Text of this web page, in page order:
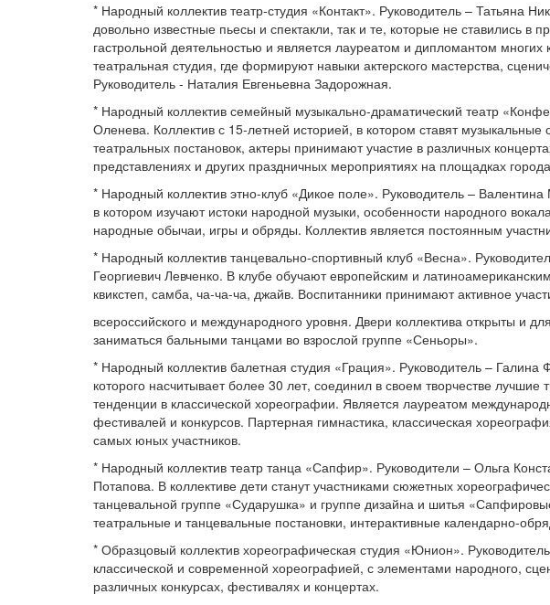
* Народный коллектив театр-студия «Контакт». Руководитель – Татьяна
довольно известные пьесы и спектакли, так и те, которые не ставились в
гастрольной деятельностью и является лауреатом и дипломантом многих
театральная студия, где формируют навыки актерского мастерства,
Руководитель - Наталия Евгеньевна Задорожная.
* Народный коллектив семейный музыкально-драматический театр
Оленева. Коллектив с 15-летней историей, в котором ставят музыкальные
театральных постановок, актеры принимают участие в различных
представлениях и других праздничных мероприятиях на площадках
* Народный коллектив этно-клуб «Дикое поле». Руководитель –
в котором изучают истоки народной музыки, особенности народного
народные обычаи, игры и обряды. Коллектив является постоянным
* Народный коллектив танцевально-спортивный клуб «Весна».
Георгиевич Левченко. В клубе обучают европейским и
квикстеп, самба, ча-ча-ча, джайв. Воспитанники принимают активное
всероссийского и международного уровня. Двери коллектива открыты и
заниматься бальными танцами во взрослой группе «Сеньоры».
* Народный коллектив балетная студия «Грация». Руководитель –
которого насчитывает более 30 лет, соединил в своем творчестве
тенденции в классической хореографии. Является лауреатом
фестивалей и конкурсов. Партерная гимнастика, классическая
самых юных участников.
* Народный коллектив театр танца «Сапфир». Руководители – Ольга
Потапова. В коллективе дети станут участниками сюжетных
танцевальной группе «Сударушка» и группе дизайна и шитья
театральные и танцевальные постановки, интерактивные календарно-
* Образцовый коллектив хореографическая студия «Юнион».
классической и современной хореографией, с элементами народного,
различных конкурсах, фестивалях и концертах.